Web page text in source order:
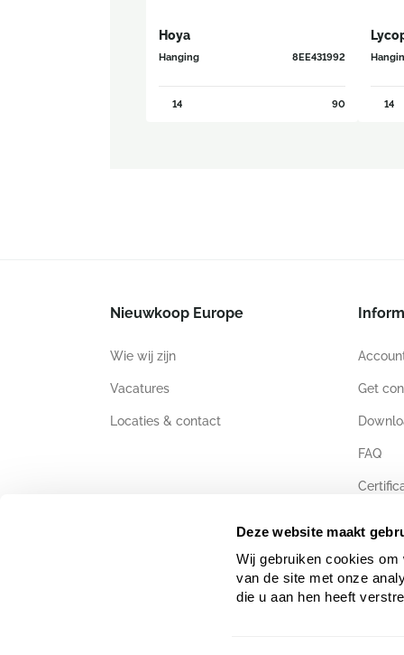
Deze website maakt
Wij gebruiken cookies
van de site met onze
die u aan hen heeft
Hoya
Hanging 8EE431992
14 90 14
Nieuwkoop Europe
Wie wij zijn
Vacatures
Locaties & contact
Get
FAQ